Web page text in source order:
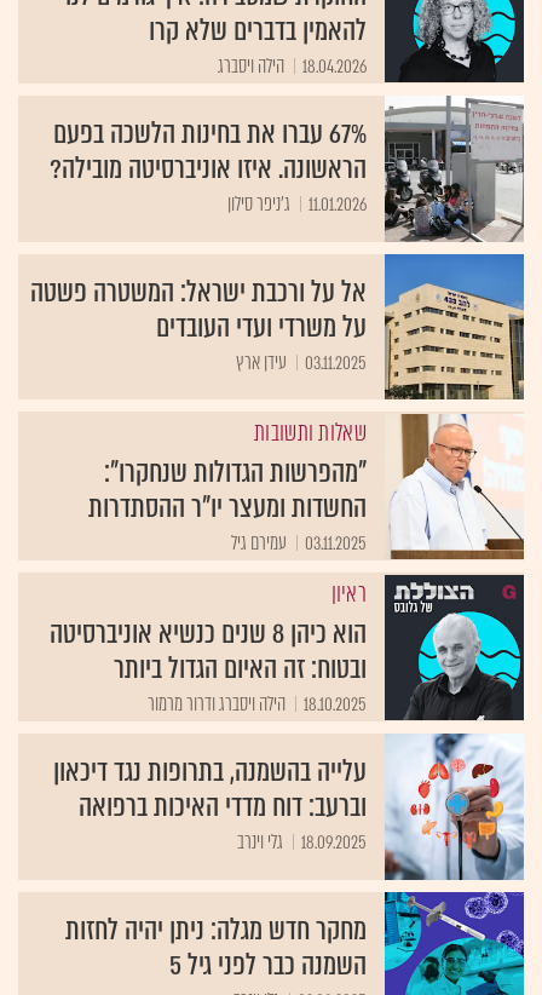
להאמין בדברים שלא קרו
18.04.2026 הילה ויסברג
67% עברו את בחינות הלשכה בפעם
הראשונה. איזו אוניברסיטה מובילה?
11.01.2026 ג'ניפר סילון
אל על ורכבת ישראל: המשטרה פשטה
על משרדי ועדי העובדים
03.11.2025 עידן ארץ
שאלות ותשובות
"מהפרשות הגדולות שנחקרו":
החשדות ומעצר יו"ר ההסתדרות
03.11.2025 עמירם גיל
ראיון
הוא כיהן 8 שנים כנשיא אוניברסיטה
ובטוח: זה האיום הגדול ביותר
18.10.2025 הילה ויסברג ודרור מרמור
עלייה בהשמנה, בתרופות נגד דיכאון
וברעב: דוח מדדי האיכות ברפואה
18.09.2025 גלי וינרב
מחקר חדש מגלה: ניתן יהיה לחזות
השמנה כבר לפני גיל 5